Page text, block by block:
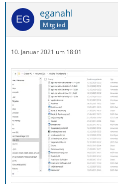
eganahl
Mitglied
10. Januar 2021 um 18:01